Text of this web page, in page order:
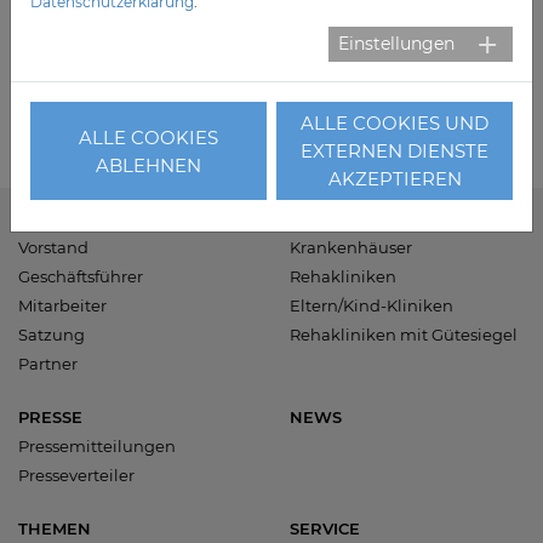
belegärztlichen Leistungen in Deutschland 2012-
Vorstand
Geschäftsführer
Mitarbeiter
Satzung
Partner
Krankenhäuser
Rehakliniken
Eltern/Kind-Kliniken
Rehakliniken mit Gütesiegel
PRESSE
Pressemitteilungen
Presseverteiler
NEWS
THEMEN SERVICE
Einstellungen
ALLE COOKIES
ABLEHNEN
ALLE COOKIES UND
EXTERNEN DIENSTE
AKZEPTIEREN